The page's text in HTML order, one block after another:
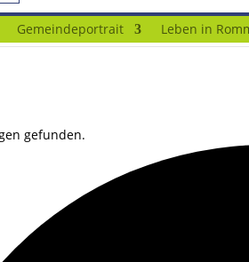
Gemeindeportrait Leben in
gefunden.